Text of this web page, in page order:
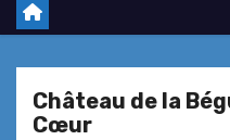
Château de la
Cœur